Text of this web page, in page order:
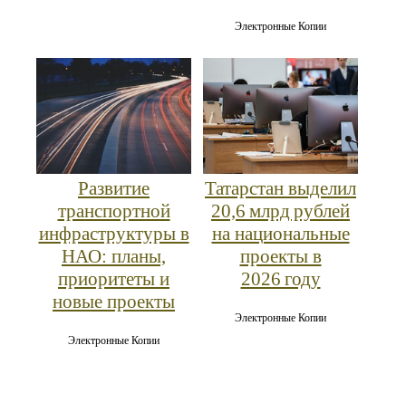
Электронные Копии
Развитие
транспортной
инфраструктуры в
НАО: планы,
приоритеты и
новые проекты
Электронные Копии
Татарстан выделил
20,6 млрд рублей
на национальные
проекты в
2026 году
Электронные Копии